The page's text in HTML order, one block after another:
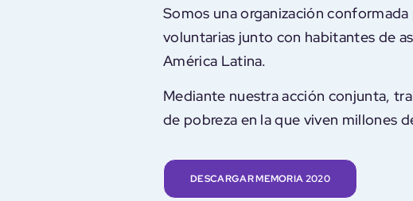
Somos una organización
voluntarias junto con habitantes de
América Latina.
Mediante nuestra acción conjunta,
de pobreza en la que viven millones
DESCARGAR MEMORIA 2020